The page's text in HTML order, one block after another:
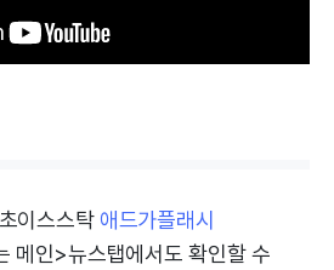
이스스탁 애드가플래시
메인>뉴스탭에서도 확인할 수